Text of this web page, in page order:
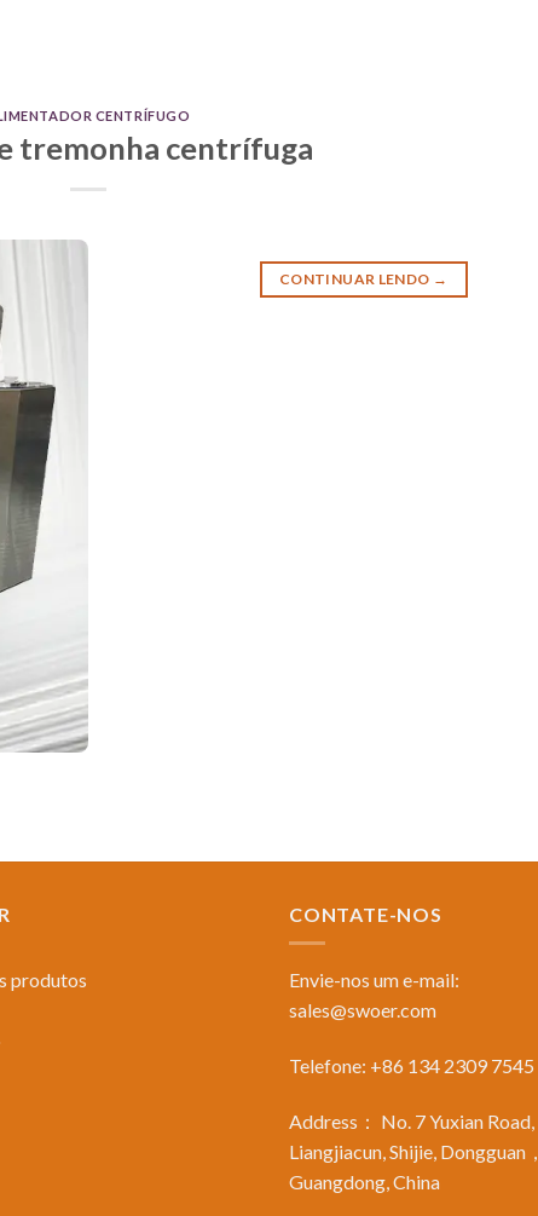
CENTRÍFUGO
tremonha centrífuga
CONTINUAR LENDO →
produtos
CONTATE-NOS
Envie-nos um e-mail:
sales@swoer.com
Telefone: +86 134 2309 7545
Address： No. 7 Yuxian Road,
Liangjiacun, Shijie, Dongguan，
Guangdong, China